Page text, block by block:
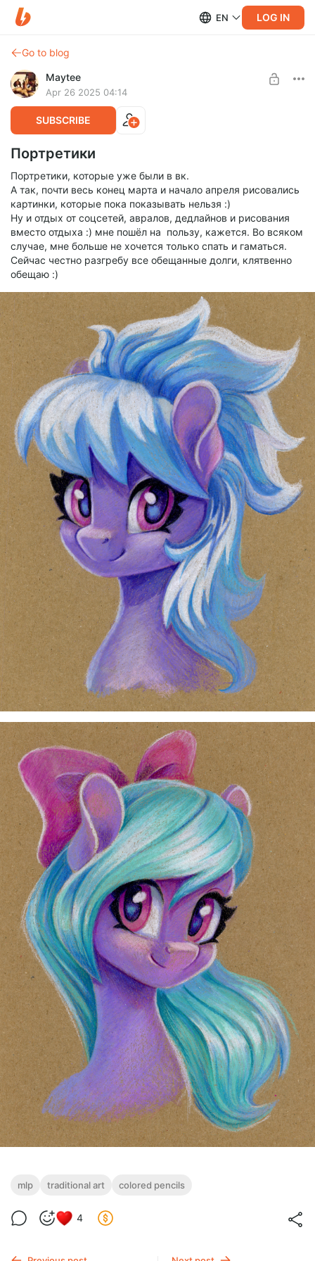
EN LOG IN
Go to blog
Maytee
Apr 26 2025 04:14
SUBSCRIBE
Портретики
Портретики, которые уже были в вк.
А так, почти весь конец марта и начало апреля рисовались
картинки, которые пока показывать нельзя :)
Ну и отдых от соцсетей, авралов, дедлайнов и рисования
вместо отдыха :) мне пошёл на пользу, кажется. Во всяком
случае, мне больше не хочется только спать и гаматься.
Сейчас честно разгребу все обещанные долги, клятвенно
обещаю :)
mlp traditional art colored pencils
4